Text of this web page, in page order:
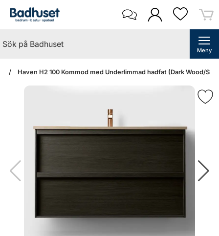
Meny
Haven H2 100 Kommod med Underlimmad hadfat (Dark Wood/